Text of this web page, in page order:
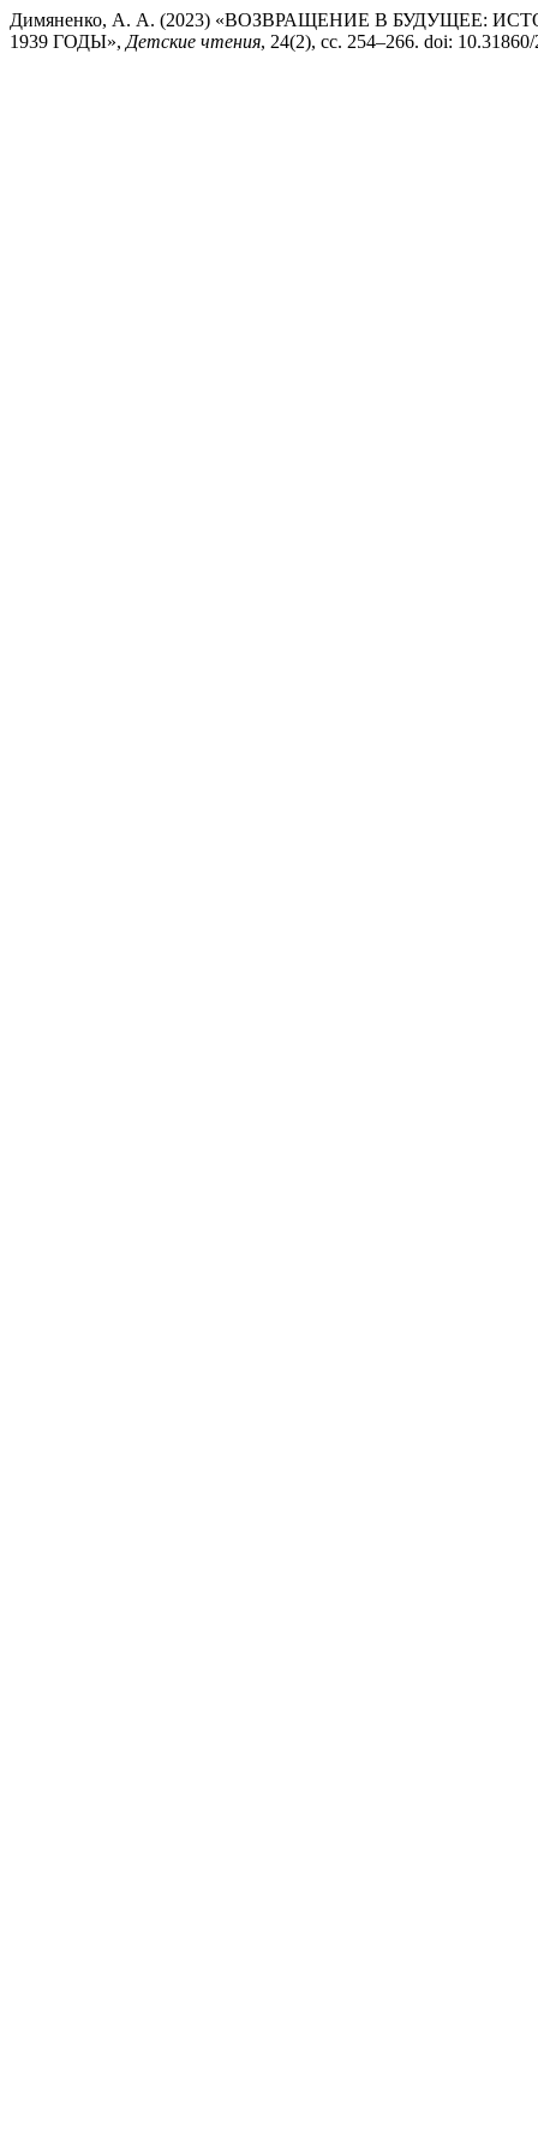
Димяненко, А. А. (2023) «ВОЗВРАЩЕНИЕ В БУДУЩЕЕ:
1939 ГОДЫ», Детские чтения, 24(2), сс. 254–266. doi: